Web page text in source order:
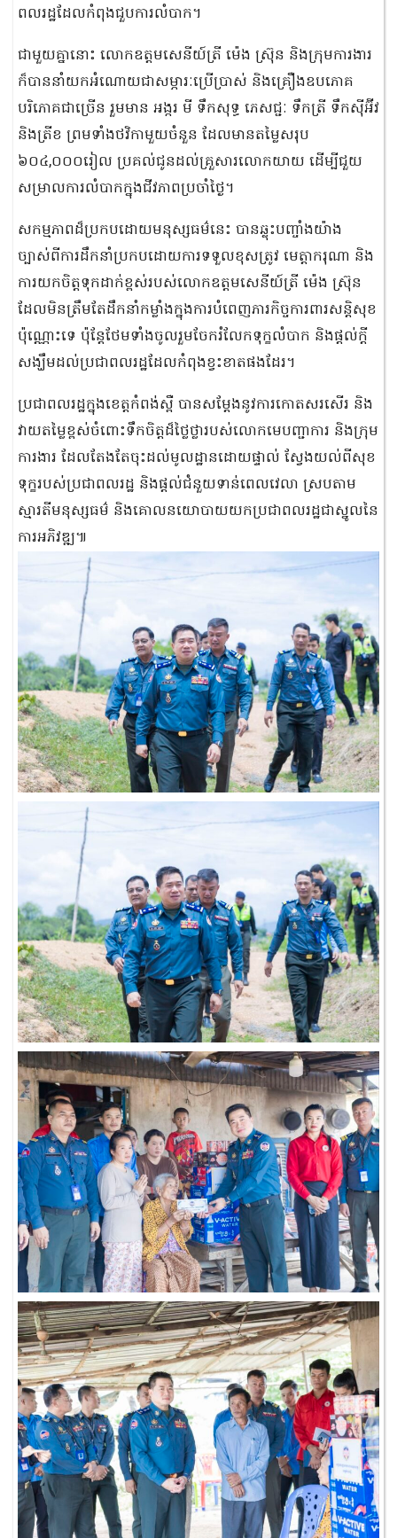
ពលរដ្ឋដែលកំពុងជួបការលំបាក។
ជាមួយគ្នានោះ លោកឧត្តមសេនីយ៍ត្រី ម៉េង ស្រ៊ុន និងក្រុមការងារ
ក៏បាននាំយកអំណោយជាសម្ភារៈប្រើប្រាស់ និងគ្រឿងឧបភោគ
បរិភោគជាច្រើន រួមមាន អង្ករ មី ទឹកសុទ្ធ ភេសជ្ជៈ ទឹកត្រី ទឹកស៊ីអ៊ីវ
និងត្រីខ ព្រមទាំងថវិកាមួយចំនួន ដែលមានតម្លៃសរុប
៦០៤,០០០រៀល ប្រគល់ជូនដល់គ្រួសារលោកយាយ ដើម្បីជួយ
សម្រាលការលំបាកក្នុងជីវភាពប្រចាំថ្ងៃ។
សកម្មភាពដ៏ប្រកបដោយមនុស្សធម៌នេះ បានឆ្លុះបញ្ចាំងយ៉ាង
ច្បាស់ពីការដឹកនាំប្រកបដោយការទទួលខុសត្រូវ មេត្តាករុណា និង
ការយកចិត្តទុកដាក់ខ្ពស់របស់លោកឧត្តមសេនីយ៍ត្រី ម៉េង ស្រ៊ុន
ដែលមិនត្រឹមតែដឹកនាំកម្លាំងក្នុងការបំពេញភារកិច្ចការពារសន្តិសុខ
ប៉ុណ្ណោះទេ ប៉ុន្តែថែមទាំងចូលរួមចែករំលែកទុក្ខលំបាក និងផ្តល់ក្តី
សង្ឃឹមដល់ប្រជាពលរដ្ឋដែលកំពុងខ្វះខាតផងដែរ។
ប្រជាពលរដ្ឋក្នុងខេត្តកំពង់ស្ពឺ បានសម្តែងនូវការកោតសរសើរ និង
វាយតម្លៃខ្ពស់ចំពោះទឹកចិត្តដ៏ថ្លៃថ្លារបស់លោកមេបញ្ជាការ និងក្រុម
ការងារ ដែលតែងតែចុះដល់មូលដ្ឋានដោយផ្ទាល់ ស្វែងយល់ពីសុខ
ទុក្ខរបស់ប្រជាពលរដ្ឋ និងផ្តល់ជំនួយទាន់ពេលវេលា ស្របតាម
ស្មារតីមនុស្សធម៌ និងគោលនយោបាយយកប្រជាពលរដ្ឋជាស្នូលនៃ
ការអភិវឌ្ឍ៕